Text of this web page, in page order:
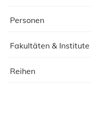
Personen
Fakultäten & Institute
Reihen